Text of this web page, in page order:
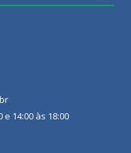
14:00 às 18:00